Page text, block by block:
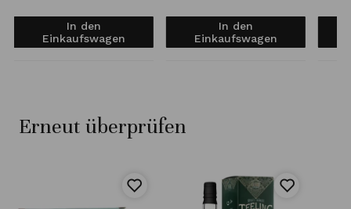
In den
Einkaufswagen
In den
Einkaufswagen
Erneut überprüfen